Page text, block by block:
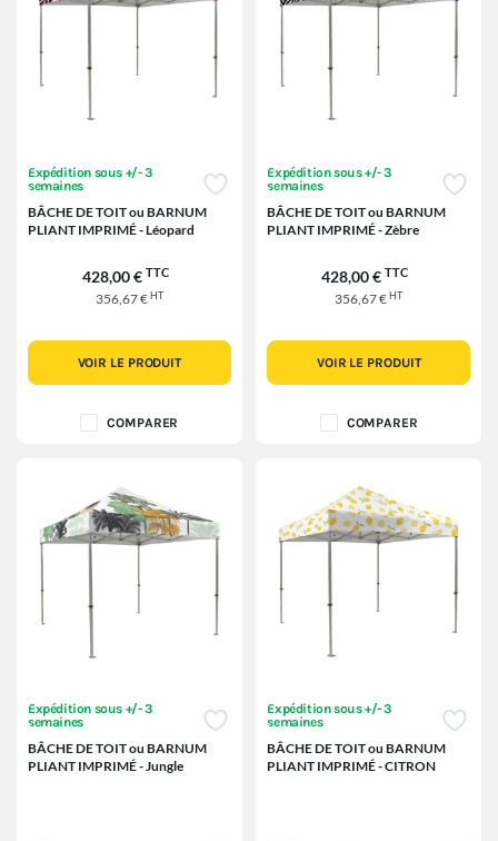
Expédition sous +/- 3
semaines
BÂCHE DE TOIT ou BARNUM
PLIANT IMPRIMÉ - Léopard
428,00 € TTC
356,67 €HT
VOIR LE PRODUIT
COMPARER
Expédition sous +/- 3
semaines
BÂCHE DE TOIT ou BARNUM
PLIANT IMPRIMÉ - Zèbre
428,00 € TTC
356,67 €HT
VOIR LE PRODUIT
COMPARER
Expédition sous +/- 3
semaines
BÂCHE DE TOIT ou BARNUM
PLIANT IMPRIMÉ - Jungle
Expédition sous +/- 3
semaines
BÂCHE DE TOIT ou BARNUM
PLIANT IMPRIMÉ - CITRON